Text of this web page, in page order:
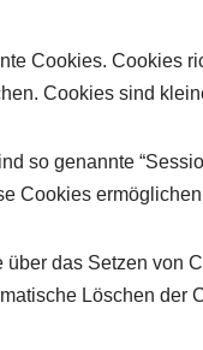
Cookies. Cookies
Cookies sind
so genannte
Cookies
das Setzen von
Löschen